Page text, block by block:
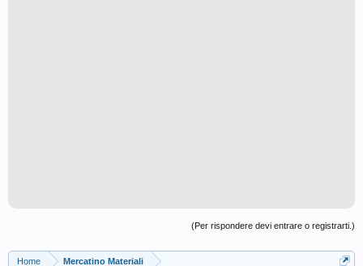
(Per rispondere devi entrare o registrarti.)
Home Mercatino Materiali